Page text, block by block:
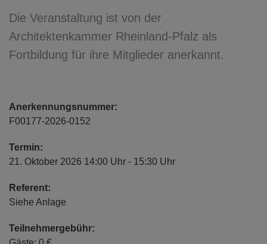
Die Veranstaltung ist von der
Architektenkammer Rheinland-Pfalz als
Fortbildung für ihre Mitglieder anerkannt.
Anerkennungsnummer:
F00177-2026-0152
Termin:
21. Oktober 2026 14:00 Uhr - 15:30 Uhr
Referent:
Siehe Anlage
Teilnehmergebühr: